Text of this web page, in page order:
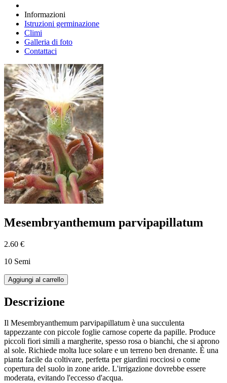
Informazioni
Istruzioni germinazione
Climi
Galleria di foto
Contattaci
Mesembryanthemum parvipapillatum
2.60 €
10 Semi
Aggiungi al carrello
Descrizione
Il Mesembryanthemum parvipapillatum è una succulenta
tappezzante con piccole foglie carnose coperte da papille. Produce
piccoli fiori simili a margherite, spesso rosa o bianchi, che si aprono
al sole. Richiede molta luce solare e un terreno ben drenante. È una
pianta facile da coltivare, perfetta per giardini rocciosi o come
copertura del suolo in zone aride. L'irrigazione dovrebbe essere
moderata, evitando l'eccesso d'acqua.